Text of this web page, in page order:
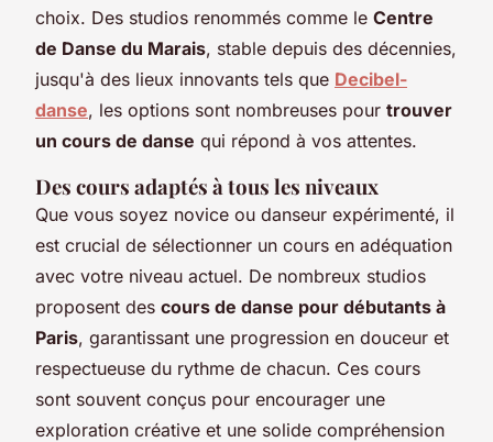
choix. Des studios renommés comme le Centre
de Danse du Marais, stable depuis des décennies,
jusqu'à des lieux innovants tels que Decibel-
danse, les options sont nombreuses pour trouver
un cours de danse qui répond à vos attentes.
Des cours adaptés à tous les niveaux
Que vous soyez novice ou danseur expérimenté, il
est crucial de sélectionner un cours en adéquation
avec votre niveau actuel. De nombreux studios
proposent des cours de danse pour débutants à
Paris, garantissant une progression en douceur et
respectueuse du rythme de chacun. Ces cours
sont souvent conçus pour encourager une
exploration créative et une solide compréhension